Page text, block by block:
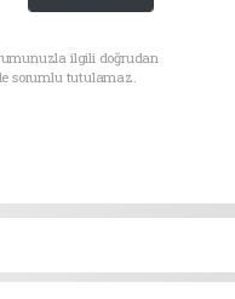
ilgili doğrudan
sorumlu tutulamaz.